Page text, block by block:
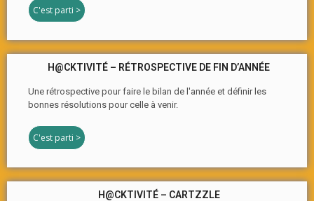
C'est parti >
H@CKTIVITÉ – RÉTROSPECTIVE DE FIN D’ANNÉE
Une rétrospective pour faire le bilan de l'année et définir les
bonnes résolutions pour celle à venir.
C'est parti >
H@CKTIVITÉ – CARTZZLE